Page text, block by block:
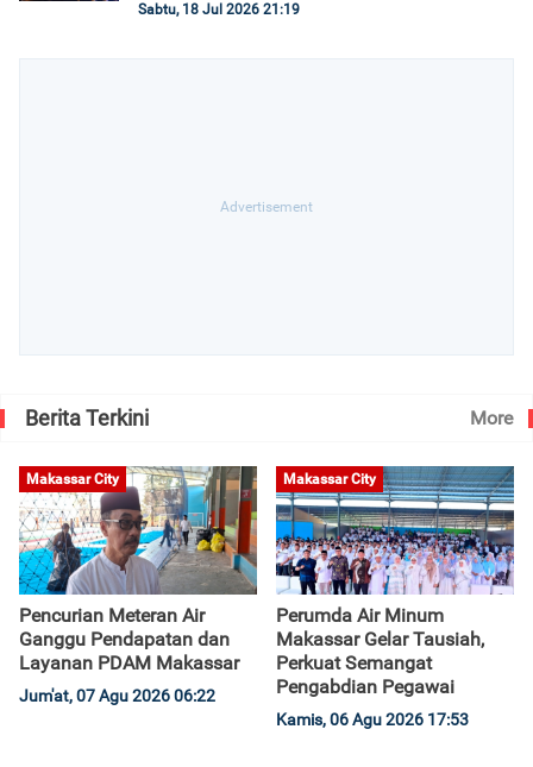
Sabtu, 18 Jul 2026 21:19
Berita Terkini More
Makassar City
Pencurian Meteran Air
Ganggu Pendapatan dan
Layanan PDAM Makassar
Jum'at, 07 Agu 2026 06:22
Makassar City
Perumda Air Minum
Makassar Gelar Tausiah,
Perkuat Semangat
Pengabdian Pegawai
Kamis, 06 Agu 2026 17:53